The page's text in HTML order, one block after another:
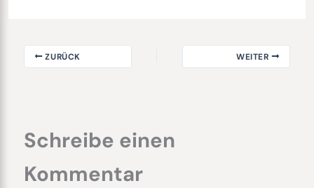
ZURÜCK WEITER
Schreibe einen
Kommentar